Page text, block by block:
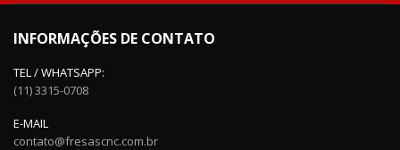
INFORMAÇÕES DE CONTATO
TEL / WHATSAPP:
(11) 3315-0708
E-MAIL
contato@fresascnc.com.br